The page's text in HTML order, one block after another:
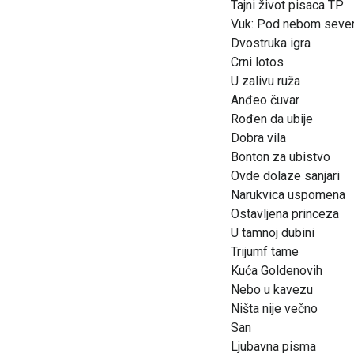
Tajni život pisaca TP
Vuk: Pod nebom
Dvostruka igra
Crni lotos
U zalivu ruža
Anđeo čuvar
Rođen da ubije
Dobra vila
Bonton za ubistvo
Ovde dolaze sanjari
Narukvica uspomena
Ostavljena princeza
U tamnoj dubini
Trijumf tame
Kuća Goldenovih
Nebo u kavezu
Ništa nije večno
San
Ljubavna pisma